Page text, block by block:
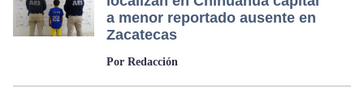
a menor reportado ausente en
Zacatecas
Por Redacción